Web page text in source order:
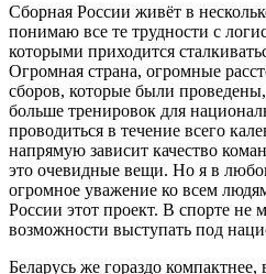
Сборная России живёт в
понимаю все те трудности с
которыми приходится
Огромная страна, огромные
сборов, которые были
больше тренировок для
проводиться в течение всего
напрямую зависит качество
это очевидные вещи. Но я в
огромное уважение ко всем
России этот проект. В спорте не
возможности выступать под
Беларусь же гораздо